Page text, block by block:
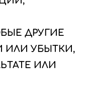
ДРУГИЕ
ИЛИ УБЫТКИ,
ИЛИ